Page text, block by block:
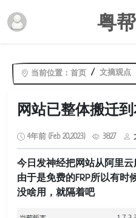
粤
当前位置： 首页 文摘观点
网站已整体搬迁到
4年前 (Feb 20,2023) 3827
今日发神经把网站从阿里
由于是免费的FRP所以有
没啥用，就隔着吧